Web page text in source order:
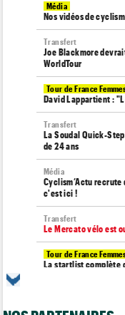
Média
Nos vidéos de
Transfert
Joe Blackmore
WorldTour
Tour de France
David Lappartient :
Transfert
La Soudal Quick-
de 24 ans
Média
Cyclism’Actu
c'est ici !
Transfert
Le Mercato vélo est
Tour de France
La startlist complète